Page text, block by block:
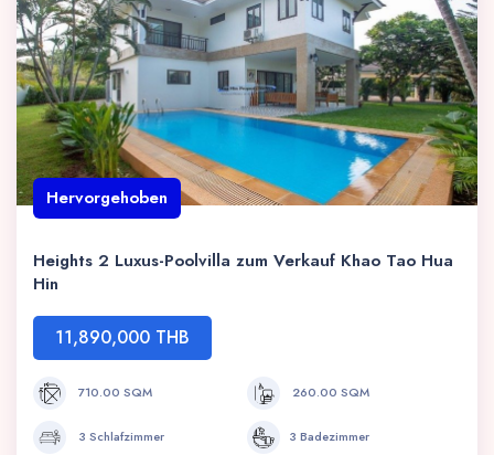
Hervorgehoben
Heights 2 Luxus-Poolvilla zum Verkauf Khao Tao Hua
Hin
11,890,000 THB
710.00 SQM 260.00 SQM
3 Schlafzimmer 3 Badezimmer